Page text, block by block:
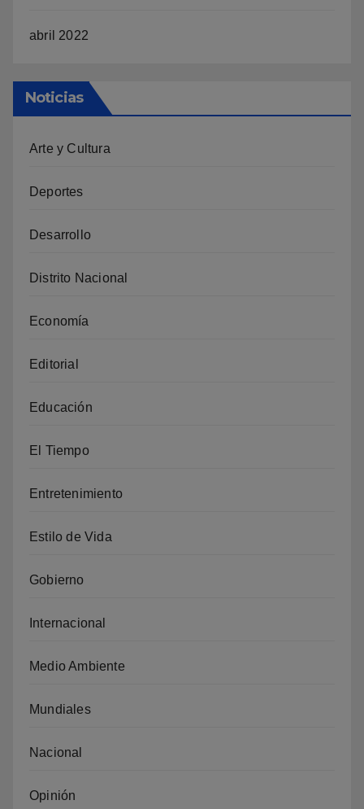
abril 2022
Noticias
Arte y Cultura
Deportes
Desarrollo
Distrito Nacional
Economía
Editorial
Educación
El Tiempo
Entretenimiento
Estilo de Vida
Gobierno
Internacional
Medio Ambiente
Mundiales
Nacional
Opinión